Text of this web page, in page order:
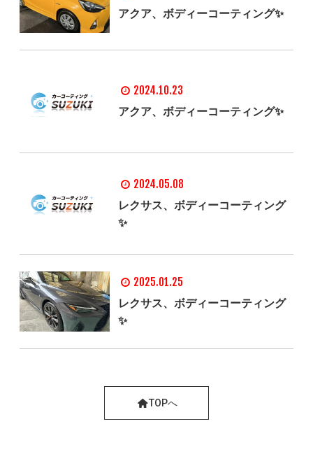
アクア、ボディーコーティング✨
2024.10.23
アクア、ボディーコーティング✨
2024.05.08
レクサス、ボディーコーティング
✨
2025.01.25
レクサス、ボディーコーティング
✨
TOPへ